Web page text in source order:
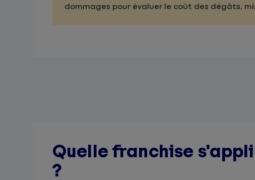
dommages pour évaluer le coût des dégâts,
Quelle franchise
?